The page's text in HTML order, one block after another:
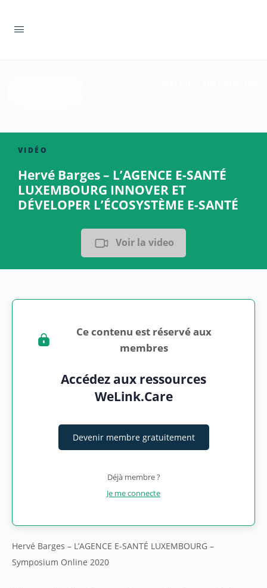
VIDÉO
Hervé Barges – L’AGENCE E-SANTÉ
LUXEMBOURG INNOVER ET
DÉVELOPER L’ÉCOSYSTÈME E-SANTÉ
Voir la video
Ce contenu est réservé aux
membres
Accédez aux ressources
WeLink.Care
Devenir membre gratuitement
Déjà membre ?
Je me connecte
Hervé Barges – L’AGENCE E-SANTÉ LUXEMBOURG –
Symposium Online 2020